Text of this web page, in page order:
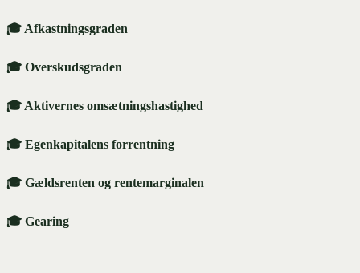
🎓 Afkastningsgraden
🎓 Overskudsgraden
🎓 Aktivernes omsætningshastighed
🎓 Egenkapitalens forrentning
🎓 Gældsrenten og rentemarginalen
🎓 Gearing